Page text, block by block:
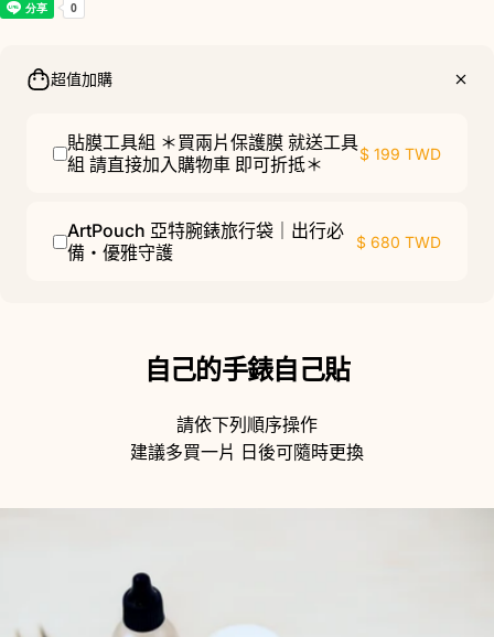
超值加購
貼膜工具組 ＊買兩片保護膜 就送工具
組 請直接加入購物車 即可折抵＊
$ 199 TWD
ArtPouch 亞特腕錶旅行袋｜出行必
備・優雅守護
$ 680 TWD
自己的手錶自己貼
請依下列順序操作
建議多買一片 日後可隨時更換